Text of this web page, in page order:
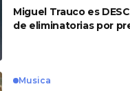
Miguel Trauco es
de eliminatorias por
Musica